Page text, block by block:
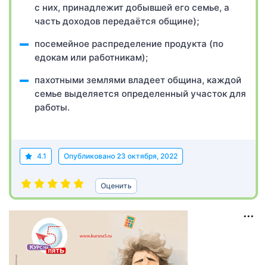
с них, принадлежит добывшей его семье, а
часть доходов передаётся общине);
посемейное распределение продукта (по
едокам или работникам);
пахотными землями владеет община, каждой
семье выделяется определенный участок для
работы.
4.1 Опубликовано 23 октября, 2022
Оценить